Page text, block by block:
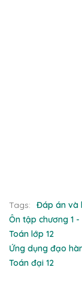
Tags:
Đáp án và
Ôn tập chương 1 -
Toán lớp 12
Ứng dụng đạo
Toán đại 12